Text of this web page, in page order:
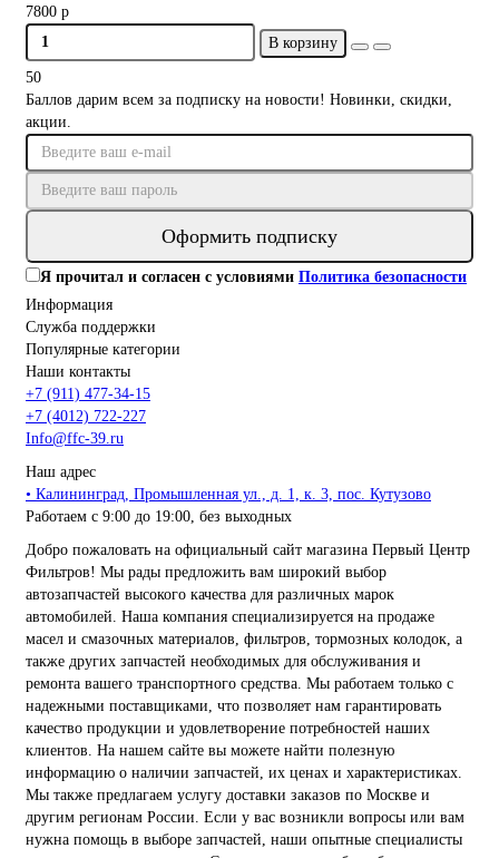
7800 р
В корзину
50
Баллов дарим всем за подписку на новости! Новинки, скидки,
акции.
Оформить подписку
Я прочитал и согласен с условиями Политика безопасности
Информация
Служба поддержки
Популярные категории
Наши контакты
+7 (911) 477-34-15
+7 (4012) 722-227
Info@ffc-39.ru
Наш адрес
• Калининград, Промышленная ул., д. 1, к. 3, пос. Кутузово
Работаем с 9:00 до 19:00, без выходных
Добро пожаловать на официальный сайт магазина Первый Центр
Фильтров! Мы рады предложить вам широкий выбор
автозапчастей высокого качества для различных марок
автомобилей. Наша компания специализируется на продаже
масел и смазочных материалов, фильтров, тормозных колодок, а
также других запчастей необходимых для обслуживания и
ремонта вашего транспортного средства. Мы работаем только с
надежными поставщиками, что позволяет нам гарантировать
качество продукции и удовлетворение потребностей наших
клиентов. На нашем сайте вы можете найти полезную
информацию о наличии запчастей, их ценах и характеристиках.
Мы также предлагаем услугу доставки заказов по Москве и
другим регионам России. Если у вас возникли вопросы или вам
нужна помощь в выборе запчастей, наши опытные специалисты